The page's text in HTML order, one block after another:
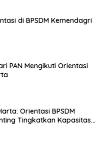
di BPSDM Kemendagri
PAN Mengikuti Orientasi
Orientasi BPSDM
Tingkatkan Kapasitas